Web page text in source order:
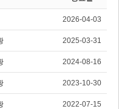
2026-04-03
2025-03-31
2024-08-16
2023-10-30
2022-07-15